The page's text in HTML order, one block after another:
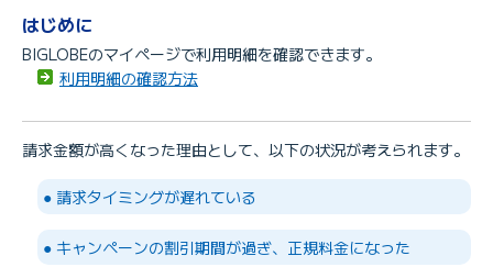
はじめに
BIGLOBEのマイページで利用明細を確認できます。
利用明細の確認方法
請求金額が高くなった理由として、以下の状況が考えられます。
● 請求タイミングが遅れている
● キャンペーンの割引期間が過ぎ、正規料金になった